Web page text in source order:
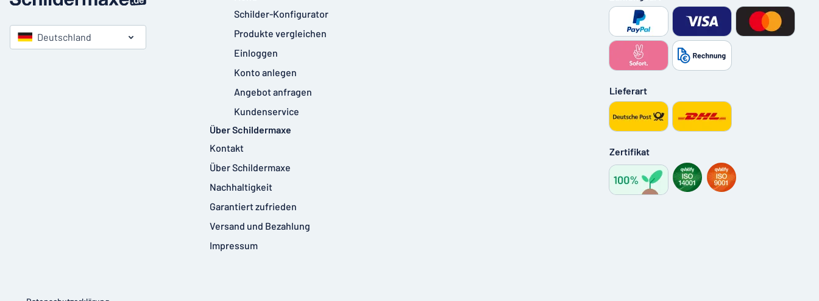
Deutschland
Schilder-Konfigurator
Produkte vergleichen
Einloggen
Konto anlegen
Angebot anfragen
Kundenservice
Über Schildermaxe
Kontakt
Über Schildermaxe
Nachhaltigkeit
Garantiert zufrieden
Versand und Bezahlung
Impressum
Lieferart
Zertifikat